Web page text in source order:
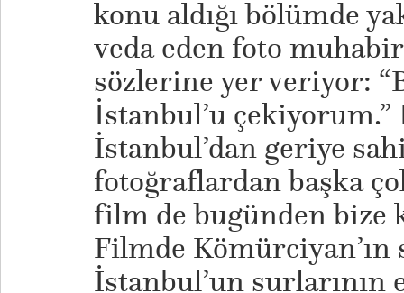
konu aldığı bölümde
veda eden foto
sözlerine yer veriyor:
İstanbul’u
İstanbul’dan geriye
fotoğraflardan başka
film de bugünden bize
Filmde Kömürciyan’ın
İstanbul’un surlarının